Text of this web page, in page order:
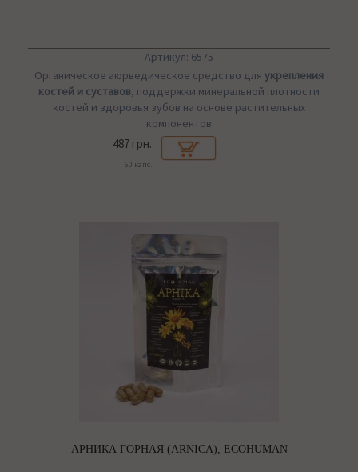
Артикул: 6575
Органическое аюрведическое средство для укрепления
костей и суставов, поддержки минеральной плотности
костей и здоровья зубов на основе растительных
компонентов
487 грн.
60 капс.
АРНИКА ГОРНАЯ (ARNICA), ECOHUMAN